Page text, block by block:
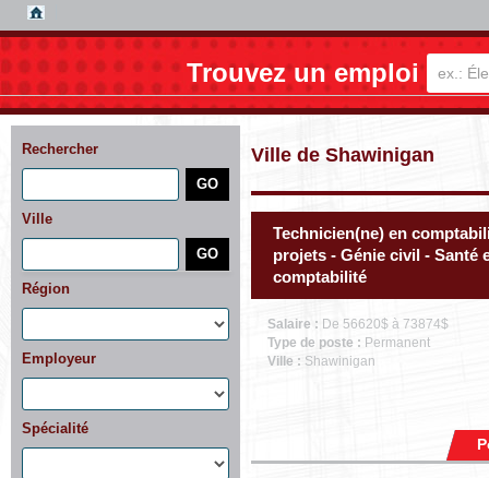
Trouvez un emploi
Rechercher
Ville
Région
Employeur
Spécialité
Ville de Shawinigan
Technicien(ne) en
projets - Génie civil - Santé
comptabilité
Salaire : De 56620$ à 73874$
Type de poste : Permanent
Ville : Shawinigan